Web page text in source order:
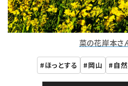
菜の花岸本
ほっとする 岡山 自然